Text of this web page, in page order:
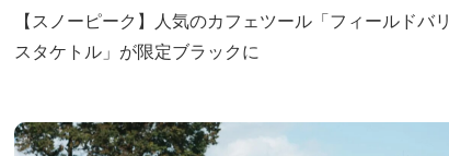
【スノーピーク】人気のカフェツール「フィールドバリ
スタケトル」が限定ブラックに